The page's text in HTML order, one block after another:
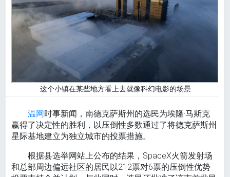
这个小镇在某些地方看上去就像科幻电影的场景
温网 时事新闻，南德克萨斯州的选民为埃隆·马斯克
赢得了决定性的胜利，以压倒性多数通过了将德克萨斯州
星际基地建立为独立城市的投票措施。
根据县选举网站上公布的结果，SpaceX火箭发射场
和总部周边偏远社区的居民以212票对6票的压倒性优势